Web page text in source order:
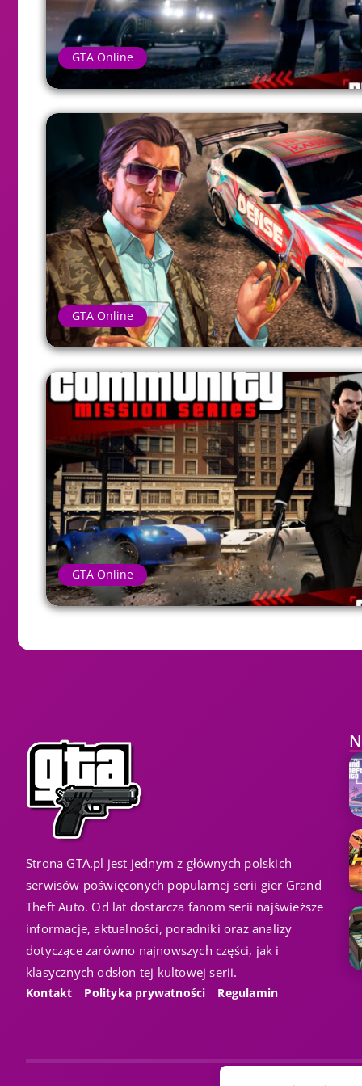
GTA Online
GTA Online
GTA Online
Strona GTA.pl jest jednym z głównych polskich
serwisów poświęconych popularnej serii gier Grand
Theft Auto. Od lat dostarcza fanom serii najświeższe
informacje, aktualności, poradniki oraz analizy
dotyczące zarówno najnowszych części, jak i
klasycznych odsłon tej kultowej serii.
Kontakt Polityka prywatności Regulamin